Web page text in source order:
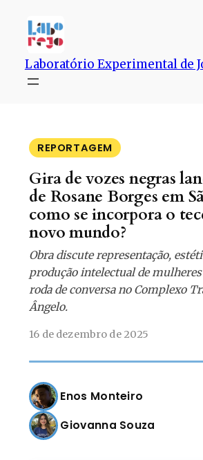
conteúdo
Laboratório Experimental de
REPORTAGEM
Gira de vozes negras
de Rosane Borges em
como se incorpora o
novo mundo?
Obra discute representação,
produção intelectual de
roda de conversa no Complexo
Ângelo.
16 de dezembro de 2025
Enos Monteiro
Giovanna Souza